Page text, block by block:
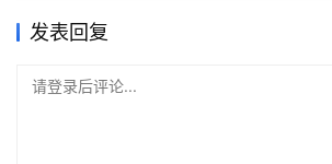
发表回复
请登录后评论...